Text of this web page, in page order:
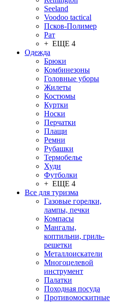
Seeland
Voodoo tactical
Псков-Полимер
Рат
+ ЕЩЕ 4
Одежда
Брюки
Комбинезоны
Головные уборы
Жилеты
Костюмы
Куртки
Носки
Перчатки
Плащи
Ремни
Рубашки
Термобелье
Худи
Футболки
+ ЕЩЕ 4
Все для туризма
Газовые горелки,
лампы, печки
Компасы
Мангалы,
коптильни, гриль-
решетки
Металлоискатели
Многоцелевой
инструмент
Палатки
Походная посуда
Противомоскитные